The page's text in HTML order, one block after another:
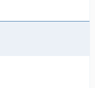
- 1 - h264,
not be fixed.